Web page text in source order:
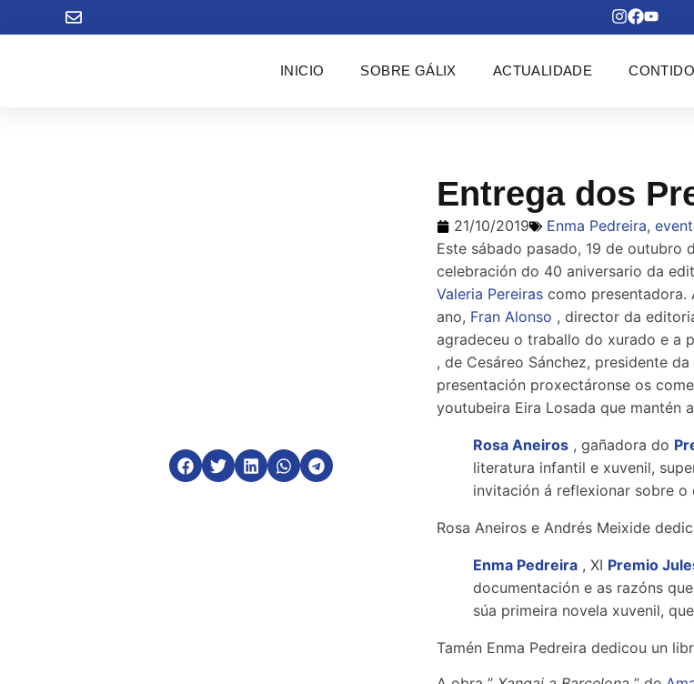
INICIO SOBRE GÁLIX ACTUALIDADE
Entrega dos
21/10/2019 Enma Pedreira,
Este sábado pasado, 19 de outubro
celebración do 40 aniversario da
Valeria Pereiras como presentadora.
ano, Fran Alonso , director da
agradeceu o traballo do xurado e a
, de Cesáreo Sánchez, presidente da
presentación proxectáronse os
youtubeira Eira Losada que mantén
Rosa Aneiros , gañadora do
literatura infantil e xuvenil,
invitación á reflexionar sobre
Rosa Aneiros e Andrés Meixide
Enma Pedreira , XI Premio
documentación e as razóns
súa primeira novela xuvenil,
Tamén Enma Pedreira dedicou un